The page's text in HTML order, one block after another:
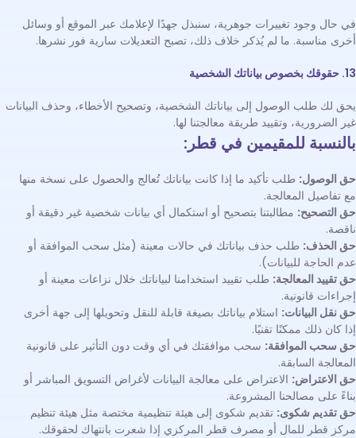
في حال وجود تغييرات جوهرية، سنبذل جهدًا لإعلامك عبر الموقع أو وسائل
أخرى مناسبة. ما لم يُذكر خلاف ذلك، تصبح التعديلات سارية فور نشرها.
13. حقوقك بخصوص بياناتك الشخصية
يحق لك طلب الوصول إلى بياناتك الشخصية، وتصحيح الأخطاء، وحذف البيانات
غير الضرورية، وتقييد طريقة معالجتنا لها.
بالنسبة للمقيمين في قطر:
حق الوصول: طلب تأكيد ما إذا كانت بياناتك تُعالج والحصول على نسخة منها
مع تفاصيل المعالجة.
حق التصحيح: مطالبتنا بتصحيح أو استكمال أي بيانات شخصية غير دقيقة أو
ناقصة.
حق الحذف: طلب حذف بياناتك في حالات معينة (مثل سحب الموافقة أو
عدم الحاجة للبيانات).
حق تقييد المعالجة: طلب تقييد استخدامنا لبياناتك خلال نزاعات معينة أو
إجراءات قانونية.
حق نقل البيانات: استلام بياناتك بصيغة قابلة للنقل وتحويلها إلى جهة أخرى
إذا كان ذلك ممكنًا تقنيًا.
حق سحب الموافقة: سحب موافقتك في أي وقت دون التأثير على قانونية
المعالجة السابقة.
حق الاعتراض: الاعتراض على معالجة البيانات لأغراض التسويق المباشر أو
بناءً على مصالحنا المشروعة.
حق تقديم شكوى: تقديم شكوى إلى هيئة تنظيمية مختصة مثل هيئة تنظيم
مركز قطر للمال أو مصرف قطر المركزي إذا شعرت بانتهاك لحقوقك.